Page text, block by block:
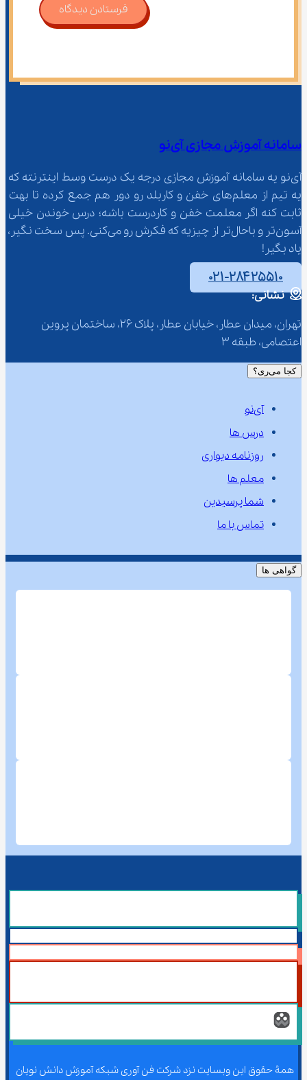
فرستادن دیدگاه
سامانه آموزش مجازی آی‌نو
آی‌نو یه سامانه آموزش مجازی درجه یک درست وسط اینترنته که
یه تیم از معلم‌‌های خفن و کاربلد رو دور هم جمع کرده تا بهت
ثابت کنه اگر معلمت خفن و کاردرست باشه؛ درس خوندن خیلی
آسون‌تر و باحال‌تر از چیزیه که فکرش رو می‌کنی. پس سخت نگیر،
یاد بگیر!
۰۲۱-۲۸۴۲۵۵۱۰
نشانی:
تهران، میدان عطار، خیابان عطار، پلاک 26، ساختمان پروین
اعتصامی، طبقه 3
کجا می‌ری؟
آی‌نو
درس ها
روزنامه دیواری
معلم ها
شما پرسیدین
تماس با ما
گواهی ها
همۀ حقوق این وبسایت نزد شرکت فن آوری شبکه آموزش دانش نویان